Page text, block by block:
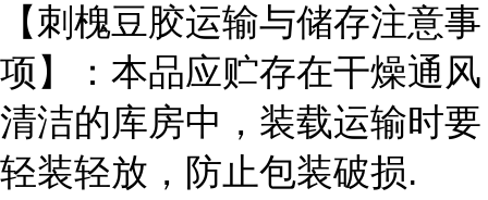
【刺槐豆胶运输与储存注意事
项】：本品应贮存在干燥通风
清洁的库房中，装载运输时要
轻装轻放，防止包装破损.